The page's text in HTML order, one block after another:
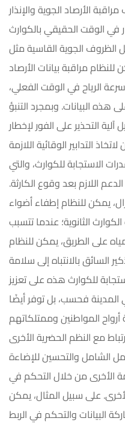
الأرصاد الجوية والإنذار
في الوقت الحقيقي بالكوارث
الظروف الجوية القاسية مثل
مراقبة بيانات الأرصاد
الرياح في الوقت الفعلي،
هذه البيانات. وبمجرد التنبؤ
التحذير على الفور لإخطار
الاستجابة للكوارث، والتي
اللازم بعد وقوع الكارثة.
يمكن للنظام إطفاء أضواء
الثانوية؛ عندما تتسبب
على الطريق، يمكن للنظام
السائق بالانتباه إلى سلامة
للكوارث هذه على تعزيز
فحسب، بل توفر أيضًا
الشامل والتحسين للإضاءة
الأخرى من خلال التحكم في
على سبيل المثال، يمكن
البيانات والتحكم في الربط